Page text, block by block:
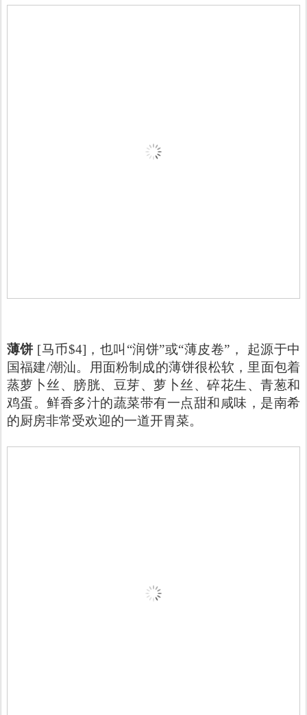
薄饼 [马币$4]，也叫“润饼”或“薄皮卷”， 起源于中
国福建/潮汕。用面粉制成的薄饼很松软，里面包着
蒸萝卜丝、膀胱、豆芽、萝卜丝、碎花生、青葱和
鸡蛋。鲜香多汁的蔬菜带有一点甜和咸味，是南希
的厨房非常受欢迎的一道开胃菜。